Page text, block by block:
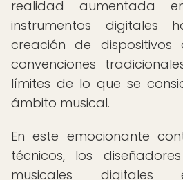
realidad aumentada
instrumentos
creación de
convenciones
límites de lo que se
ámbito musical.
En este emocionante
técnicos, los
musicales digitales